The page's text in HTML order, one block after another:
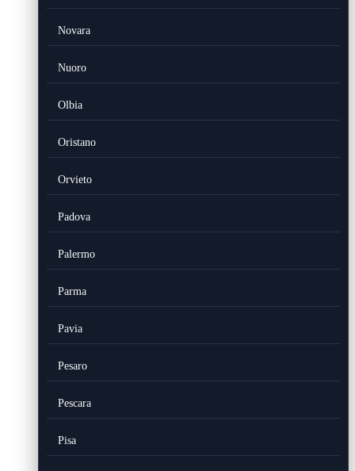
Novara
Nuoro
Olbia
Oristano
Orvieto
Padova
Palermo
Parma
Pavia
Pesaro
Pescara
Pisa